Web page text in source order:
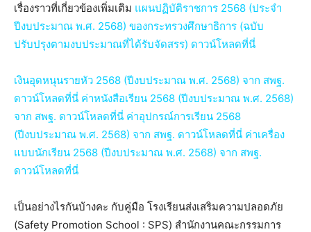
เรื่องราวที่เกี่ยวข้องเพิ่มเติม แผนปฏิบัติราชการ 2568 (ประจำ
ปีงบประมาณ พ.ศ. 2568) ของกระทรวงศึกษาธิการ (ฉบับ
ปรับปรุงตามงบประมาณที่ได้รับจัดสรร) ดาวน์โหลดที่นี่
เงินอุดหนุนรายหัว 2568 (ปีงบประมาณ พ.ศ. 2568) จาก สพฐ.
ดาวน์โหลดที่นี่ ค่าหนังสือเรียน 2568 (ปีงบประมาณ พ.ศ. 2568)
จาก สพฐ. ดาวน์โหลดที่นี่ ค่าอุปกรณ์การเรียน 2568
(ปีงบประมาณ พ.ศ. 2568) จาก สพฐ. ดาวน์โหลดที่นี่ ค่าเครื่อง
แบบนักเรียน 2568 (ปีงบประมาณ พ.ศ. 2568) จาก สพฐ.
ดาวน์โหลดที่นี่
เป็นอย่างไรกันบ้างคะ กับคู่มือ โรงเรียนส่งเสริมความปลอดภัย
(Safety Promotion School : SPS) สำนักงานคณะกรรมการ